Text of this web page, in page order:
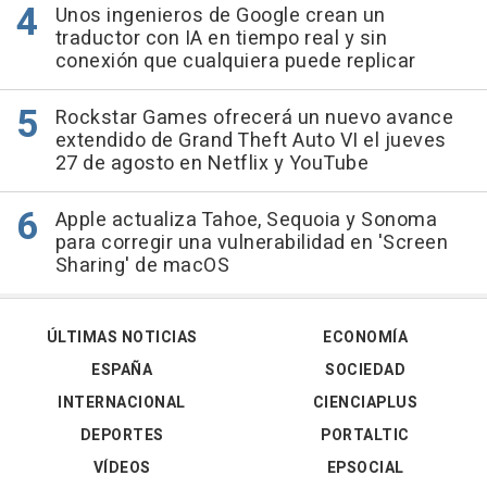
Unos ingenieros de Google crean un
traductor con IA en tiempo real y sin
conexión que cualquiera puede replicar
Rockstar Games ofrecerá un nuevo avance
extendido de Grand Theft Auto VI el jueves
27 de agosto en Netflix y YouTube
Apple actualiza Tahoe, Sequoia y Sonoma
para corregir una vulnerabilidad en 'Screen
Sharing' de macOS
ÚLTIMAS NOTICIAS
ESPAÑA
INTERNACIONAL
DEPORTES
VÍDEOS
ECONOMÍA
SOCIEDAD
CIENCIAPLUS
PORTALTIC
EPSOCIAL